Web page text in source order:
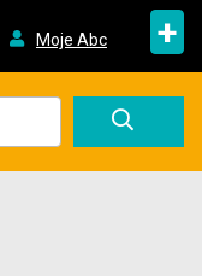
Moje Abc +